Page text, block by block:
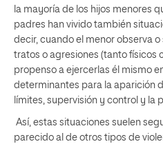
la mayoría de los hijos menores
padres han vivido también
decir, cuando el menor observa
tratos o agresiones (tanto físicos
propenso a ejercerlas él mismo
determinantes para la aparición
límites, supervisión y control y la
Así, estas situaciones suelen
parecido al de otros tipos de